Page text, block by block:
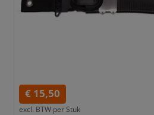
€ 15,50
excl. BTW per Stuk